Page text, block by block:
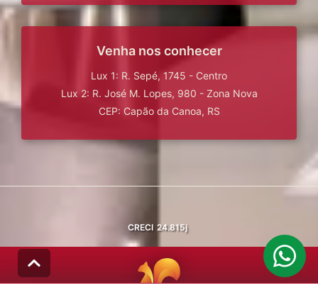
Venha nos conhecer
Lux 1: R. Sepé, 1745 - Centro
Lux 2: R. José M. Lopes, 980 - Zona Nova
CEP: Capão da Canoa, RS
CRECI 24.815j